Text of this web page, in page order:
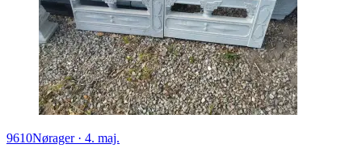
9610Nørager· 4. maj.